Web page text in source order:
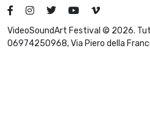
VideoSoundArt Festival © 2026.
06974250968, Via Piero della